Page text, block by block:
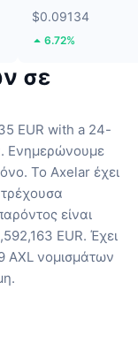
$0.09134
6.72%
σε
EUR with a 24-
Ενημερώνουμε
Το Axelar έχει
είναι
EUR. Έχει
AXL νομισμάτων